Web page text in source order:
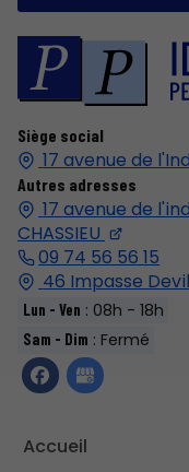
Siège social
17 avenue de
Autres adresses
17 avenue de
CHASSIEU
09 74 56 56 15
46 Impasse
Lun - Ven : 08h - 18h
Sam - Dim : Fermé
Accueil